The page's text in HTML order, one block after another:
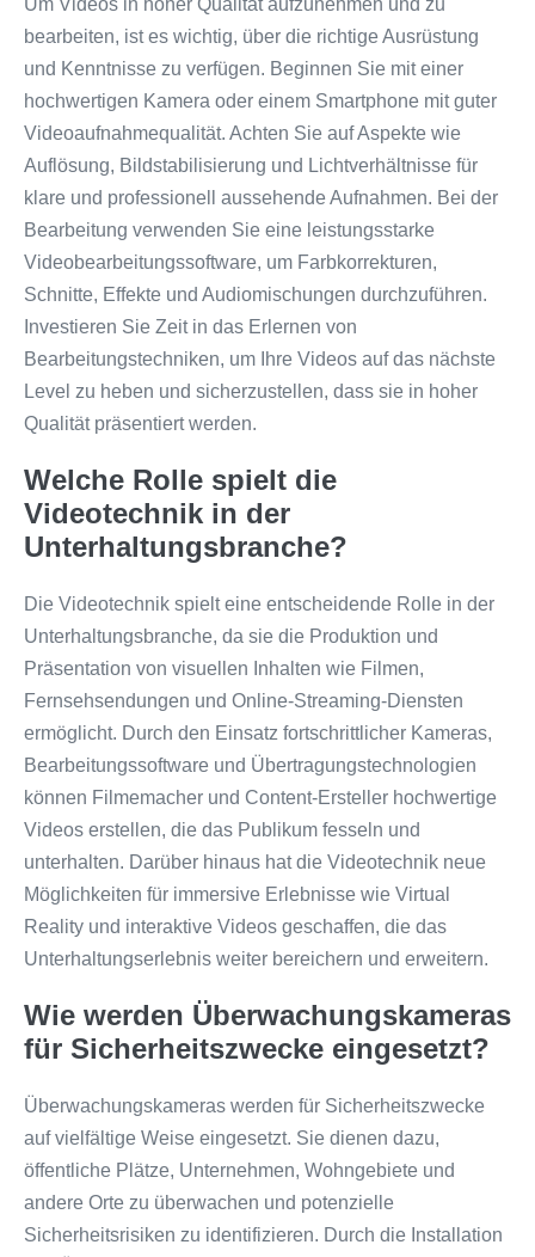
Um Videos in hoher Qualität aufzunehmen und zu
bearbeiten, ist es wichtig, über die richtige Ausrüstung
und Kenntnisse zu verfügen. Beginnen Sie mit einer
hochwertigen Kamera oder einem Smartphone mit guter
Videoaufnahmequalität. Achten Sie auf Aspekte wie
Auflösung, Bildstabilisierung und Lichtverhältnisse für
klare und professionell aussehende Aufnahmen. Bei der
Bearbeitung verwenden Sie eine leistungsstarke
Videobearbeitungssoftware, um Farbkorrekturen,
Schnitte, Effekte und Audiomischungen durchzuführen.
Investieren Sie Zeit in das Erlernen von
Bearbeitungstechniken, um Ihre Videos auf das nächste
Level zu heben und sicherzustellen, dass sie in hoher
Qualität präsentiert werden.
Welche Rolle spielt die
Videotechnik in der
Unterhaltungsbranche?
Die Videotechnik spielt eine entscheidende Rolle in der
Unterhaltungsbranche, da sie die Produktion und
Präsentation von visuellen Inhalten wie Filmen,
Fernsehsendungen und Online-Streaming-Diensten
ermöglicht. Durch den Einsatz fortschrittlicher Kameras,
Bearbeitungssoftware und Übertragungstechnologien
können Filmemacher und Content-Ersteller hochwertige
Videos erstellen, die das Publikum fesseln und
unterhalten. Darüber hinaus hat die Videotechnik neue
Möglichkeiten für immersive Erlebnisse wie Virtual
Reality und interaktive Videos geschaffen, die das
Unterhaltungserlebnis weiter bereichern und erweitern.
Wie werden Überwachungskameras
für Sicherheitszwecke eingesetzt?
Überwachungskameras werden für Sicherheitszwecke
auf vielfältige Weise eingesetzt. Sie dienen dazu,
öffentliche Plätze, Unternehmen, Wohngebiete und
andere Orte zu überwachen und potenzielle
Sicherheitsrisiken zu identifizieren. Durch die Installation